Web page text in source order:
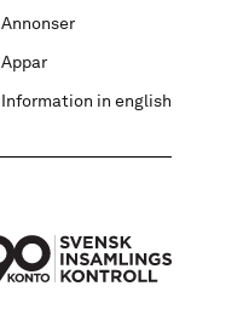
Annonser
Appar
Information in english